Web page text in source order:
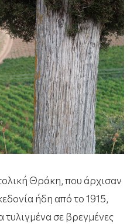
Θράκη, που άρχισαν
ήδη από το 1915,
τυλιγμένα σε βρεγμένες